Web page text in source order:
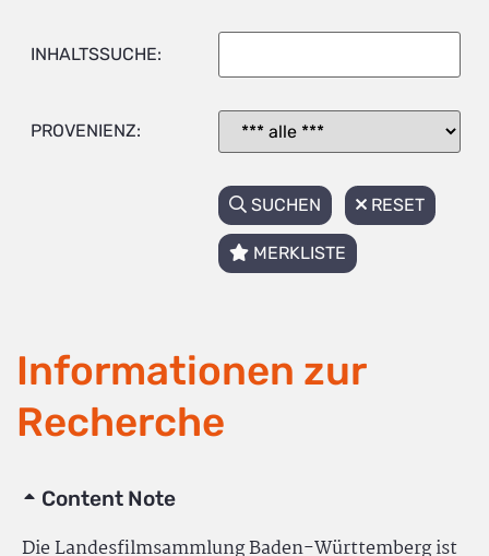
INHALTSSUCHE:
PROVENIENZ:
SUCHEN RESET
MERKLISTE
Informationen zur
Recherche
Content Note
Die Landesfilmsammlung Baden-Württemberg ist